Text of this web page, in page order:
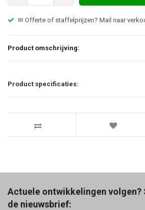
✉ Offerte of staffelprijzen? Mail naar
Product omschrijving:
Product specificaties:
Actuele ontwikkelingen volgen?
de nieuwsbrief: